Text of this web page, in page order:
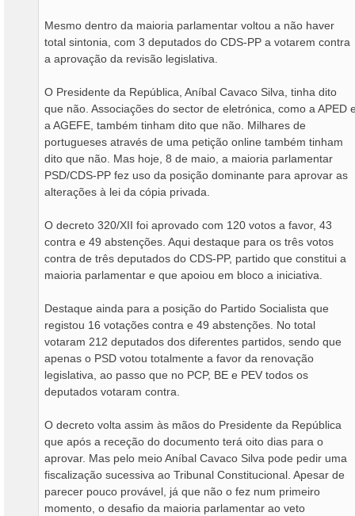
Mesmo dentro da maioria parlamentar voltou a não haver
total sintonia, com 3 deputados do CDS-PP a votarem contra
a aprovação da revisão legislativa.
O Presidente da República, Aníbal Cavaco Silva, tinha dito
que não. Associações do sector de eletrónica, como a APED
a AGEFE, também tinham dito que não. Milhares de
portugueses através de uma petição online também tinham
dito que não. Mas hoje, 8 de maio, a maioria parlamentar
PSD/CDS-PP fez uso da posição dominante para aprovar as
alterações à lei da cópia privada.
O decreto 320/XII foi aprovado com 120 votos a favor, 43
contra e 49 abstenções. Aqui destaque para os três votos
contra de três deputados do CDS-PP, partido que constitui a
maioria parlamentar e que apoiou em bloco a iniciativa.
Destaque ainda para a posição do Partido Socialista que
registou 16 votações contra e 49 abstenções. No total
votaram 212 deputados dos diferentes partidos, sendo que
apenas o PSD votou totalmente a favor da renovação
legislativa, ao passo que no PCP, BE e PEV todos os
deputados votaram contra.
O decreto volta assim às mãos do Presidente da República
que após a receção do documento terá oito dias para o
aprovar. Mas pelo meio Aníbal Cavaco Silva pode pedir uma
fiscalização sucessiva ao Tribunal Constitucional. Apesar de
parecer pouco provável, já que não o fez num primeiro
momento, o desafio da maioria parlamentar ao veto